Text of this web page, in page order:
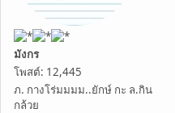
มังกร
โพสต์: 12,445
ภ. กางโร่มมมม..ยักษ์ กะ ล.กิน
กล้วย